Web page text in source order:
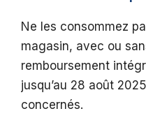
Ne les consommez
magasin, avec ou
remboursement
jusqu’au 28 août
concernés.